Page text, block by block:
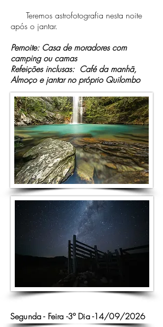
Teremos astrofotografia nesta noite
após o jantar.
Pernoite: Casa de moradores com
camping ou camas
Refeições inclusas: Café da manhã,
Almoço e jantar no próprio Quilombo
Segunda - Feira -3º Dia -14/09/2026